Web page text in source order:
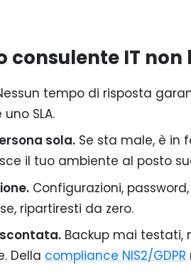
consulente IT non
tempo di risposta
SLA.
sola.Se sta male, è in
il tuo ambiente al posto
Configurazioni,
ripartiresti da zero.
Backup mai testati,
Della compliance NIS2/GDPR